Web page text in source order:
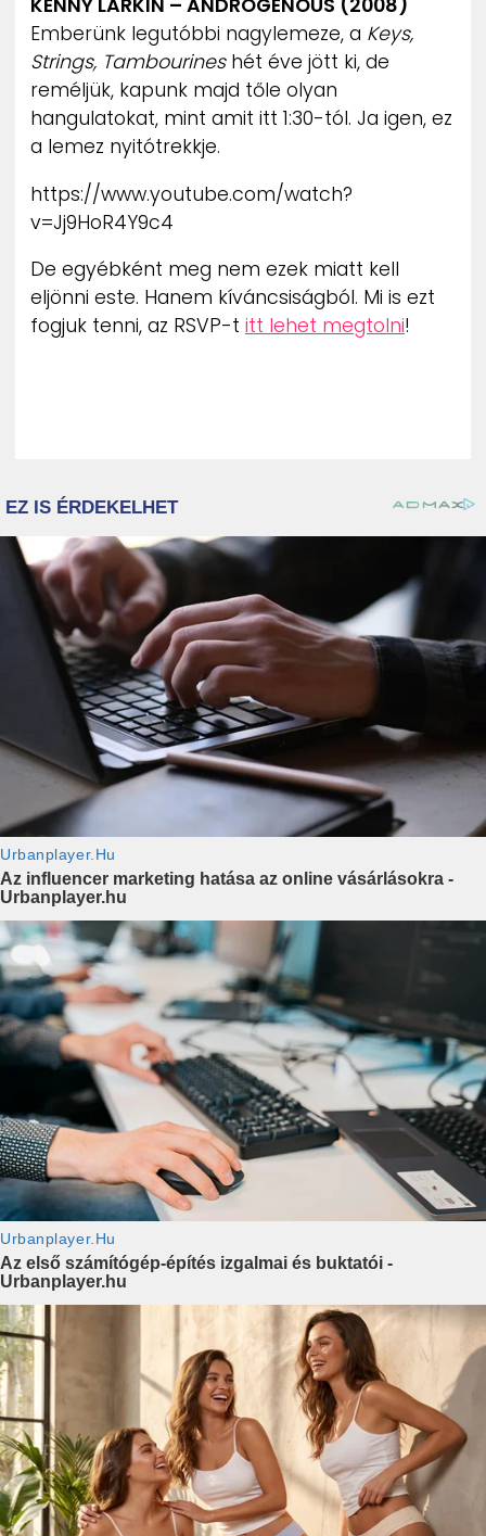
KENNY LARKIN – ANDROGENOUS (2008)
Emberünk legutóbbi nagylemeze, a Keys,
Strings, Tambourineshét éve jött ki, de
reméljük, kapunk majd tőle olyan
hangulatokat, mint amit itt 1:30-tól. Ja igen, ez
a lemez nyitótrekkje.
https://www.youtube.com/watch?
v=Jj9HoR4Y9c4
De egyébként meg nem ezek miatt kell
eljönni este. Hanem kíváncsiságból. Mi is ezt
fogjuk tenni, az RSVP-t itt lehet megtolni!